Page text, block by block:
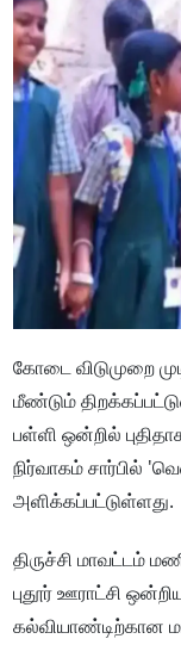
கோடை விடுமுறை
மீண்டும்
பள்ளி ஒன்றில்
நிர்வாகம் சார்பில்
அளிக்கப்பட்டுள்ளது.
திருச்சி மாவட்டம்
புதூர் ஊராட்சி
கல்வியாண்டிற்கான